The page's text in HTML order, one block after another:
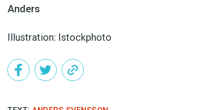
Anders
Illustration: Istockphoto